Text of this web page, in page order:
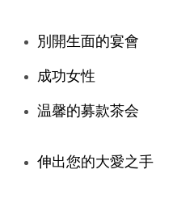
別開生面的宴會
成功女性
温馨的募款茶会
伸出您的大愛之手